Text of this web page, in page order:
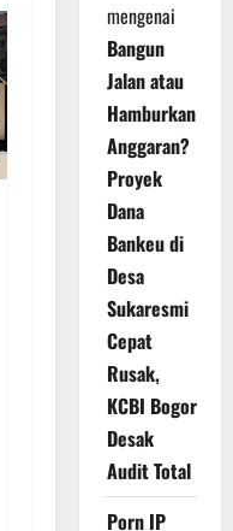
mengenai
Bangun
Jalan atau
Hamburkan
Anggaran?
Proyek
Dana
Bankeu di
Desa
Sukaresmi
Cepat
Rusak,
KCBI Bogor
Desak
Audit Total
Porn IP